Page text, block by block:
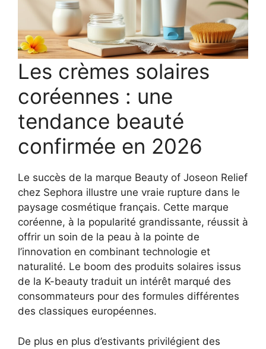
Les crèmes solaires
coréennes : une
tendance beauté
confirmée en 2026
Le succès de la marque Beauty of Joseon Relief
chez Sephora illustre une vraie rupture dans le
paysage cosmétique français. Cette marque
coréenne, à la popularité grandissante, réussit à
offrir un soin de la peau à la pointe de
l’innovation en combinant technologie et
naturalité. Le boom des produits solaires issus
de la K-beauty traduit un intérêt marqué des
consommateurs pour des formules différentes
des classiques européennes.
De plus en plus d’estivants privilégient des